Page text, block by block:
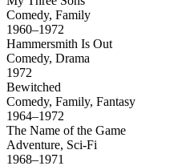
Comedy, Family
1960–1972
Hammersmith Is Out
Comedy, Drama
1972
Bewitched
Comedy, Family, Fantasy
1964–1972
The Name of the Game
Adventure, Sci-Fi
1968–1971